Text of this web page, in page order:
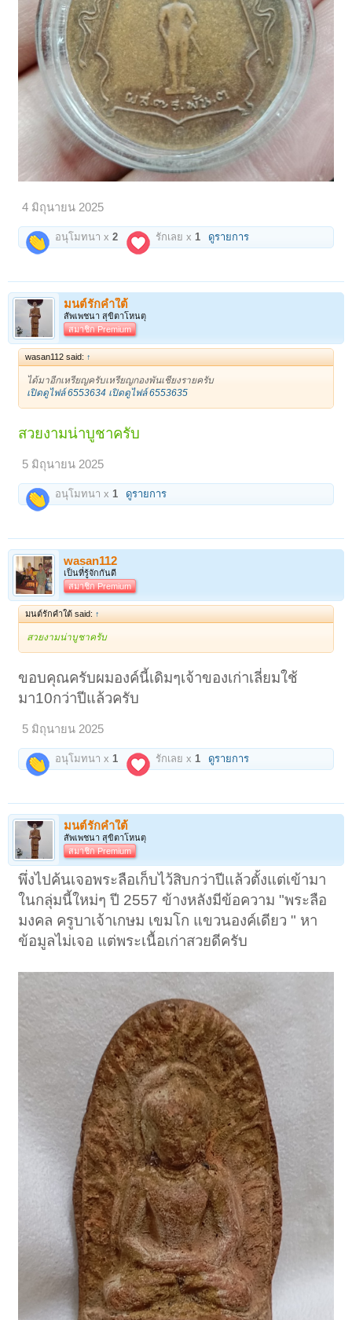
4 มิถุนายน 2025
อนุโมทนา x2 รักเลย x 1 ดูรายการ
มนต์รักคำใต้
สัพเพชนา สุขิตาโหนตุ
สมาชิก Premium
wasan112 said: ↑
ได้มาอีกเหรียญครับเหรียญกองพันเชียงรายครับ
เปิดดูไฟล์ 6553634 เปิดดูไฟล์ 6553635
สวยงามน่าบูชาครับ
5 มิถุนายน 2025
อนุโมทนา x 1 ดูรายการ
wasan112
เป็นที่รู้จักกันดี
สมาชิก Premium
มนต์รักคำใต้ said: ↑
สวยงามน่าบูชาครับ
ขอบคุณครับผมองค์นี้เดิมๆเจ้าของเก่าเลี่ยมใช้
มา10กว่าปีแล้วครับ
5 มิถุนายน 2025
อนุโมทนา x 1 รักเลย x 1 ดูรายการ
มนต์รักคำใต้
สัพเพชนา สุขิตาโหนตุ
สมาชิก Premium
พึ่งไปค้นเจอพระลือเก็บไว้สิบกว่าปีแล้วตั้งแต่เข้ามา
ในกลุ่มนี้ใหม่ๆ ปี 2557 ข้างหลังมีข้อความ "พระลือ
มงคล ครูบาเจ้าเกษม เขมโก แขวนองค์เดียว " หา
ข้อมูลไม่เจอ แต่พระเนื้อเก่าสวยดีครับ